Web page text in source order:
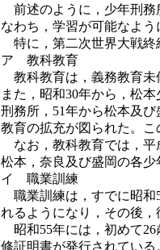
前述のように，少年刑務
なわち，学習が可能なよ
特に，第二次世界大戦終
ア 教科教育
教科教育は，義務教育未
また，昭和30年から，松
刑務所，51年から松本及
教育の拡充が図られた。こ
なお，教科教育では，平
松本，奈良及び盛岡の各少
イ 職業訓練
職業訓練は，すでに昭和
れるようになり，その後
昭和55年には，初めて26
修証明書が発行されてい